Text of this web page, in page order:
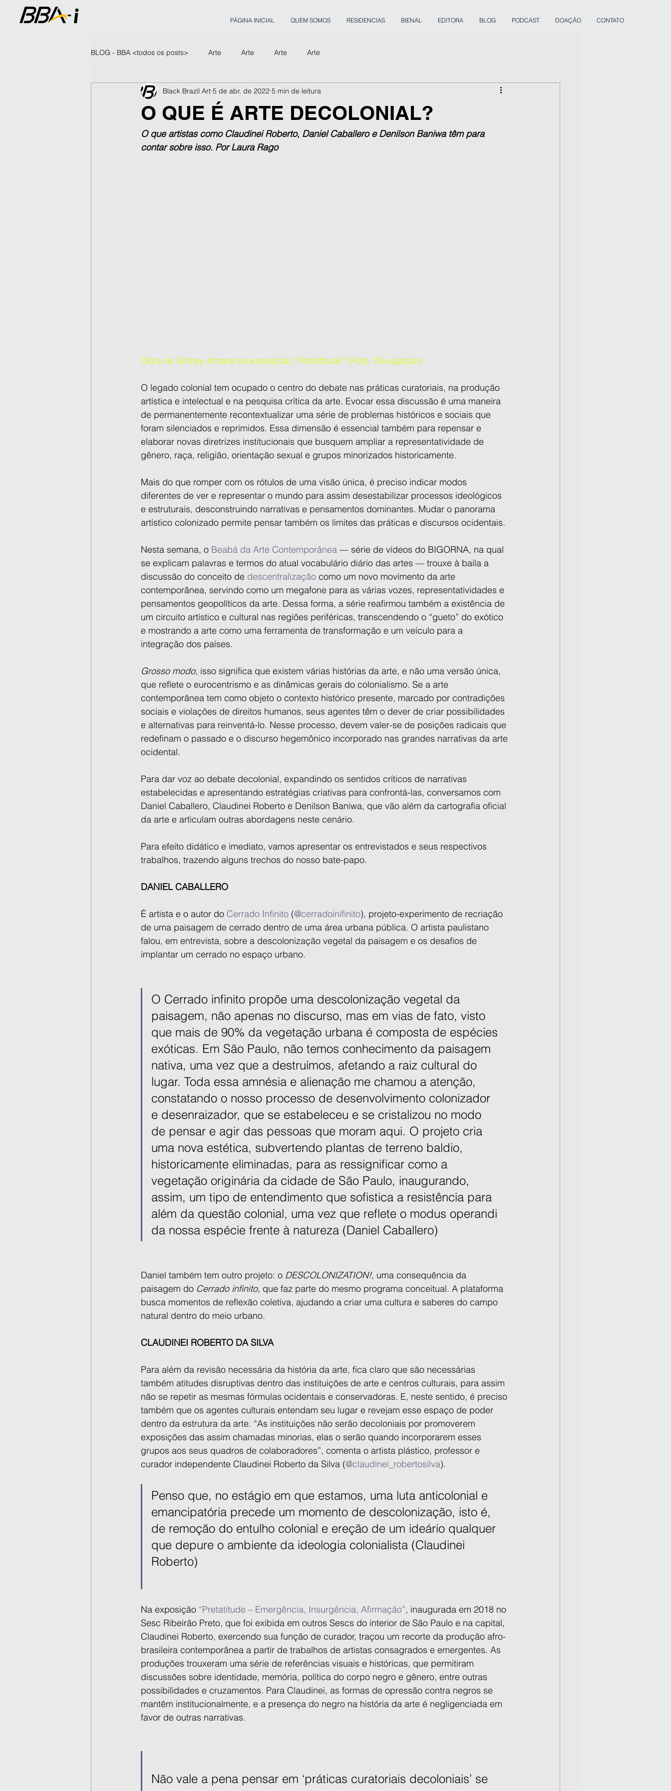
PÁGINA INICIAL QUEM SOMOS RESIDENCIAS BIENAL EDITORA BLOG PODCAST DOAÇÃO CONTATO
BLOG - BBA <todos os posts> Arte Arte Arte Arte
O QUE É ARTE DECOLONIAL?
Black Brazil Art 5 de abr. de 2022 5 min de leitura
O que artistas como Claudinei Roberto, Daniel Caballero e Denilson Baniwa têm para
contar sobre isso. Por Laura Rago
Obra de Sidney Amaral na exposição “PretAtitude” (Foto: Divulgação)
O legado colonial tem ocupado o centro do debate nas práticas curatoriais, na produção
artística e intelectual e na pesquisa crítica da arte. Evocar essa discussão é uma maneira
de permanentemente recontextualizar uma série de problemas históricos e sociais que
foram silenciados e reprimidos. Essa dimensão é essencial também para repensar e
elaborar novas diretrizes institucionais que busquem ampliar a representatividade de
gênero, raça, religião, orientação sexual e grupos minorizados historicamente.
Mais do que romper com os rótulos de uma visão única, é preciso indicar modos
diferentes de ver e representar o mundo para assim desestabilizar processos ideológicos
e estruturais, desconstruindo narrativas e pensamentos dominantes. Mudar o panorama
artístico colonizado permite pensar também os limites das práticas e discursos ocidentais.
Nesta semana, o Beabá da Arte Contemporânea — série de vídeos do BIGORNA, na qual
se explicam palavras e termos do atual vocabulário diário das artes — trouxe à baila a
discussão do conceito de descentralização como um novo movimento da arte
contemporânea, servindo como um megafone para as várias vozes, representatividades e
pensamentos geopolíticos da arte. Dessa forma, a série reafirmou também a existência de
um circuito artístico e cultural nas regiões periféricas, transcendendo o “gueto” do exótico
e mostrando a arte como uma ferramenta de transformação e um veículo para a
integração dos países.
Grosso modo, isso significa que existem várias histórias da arte, e não uma versão única,
que reflete o eurocentrismo e as dinâmicas gerais do colonialismo. Se a arte
contemporânea tem como objeto o contexto histórico presente, marcado por contradições
sociais e violações de direitos humanos, seus agentes têm o dever de criar possibilidades
e alternativas para reinventá-lo. Nesse processo, devem valer-se de posições radicais que
redefinam o passado e o discurso hegemônico incorporado nas grandes narrativas da arte
ocidental.
Para dar voz ao debate decolonial, expandindo os sentidos críticos de narrativas
estabelecidas e apresentando estratégias criativas para confrontá-las, conversamos com
Daniel Caballero, Claudinei Roberto e Denilson Baniwa, que vão além da cartografia oficial
da arte e articulam outras abordagens neste cenário.
Para efeito didático e imediato, vamos apresentar os entrevistados e seus respectivos
trabalhos, trazendo alguns trechos do nosso bate-papo.
DANIEL CABALLERO
É artista e o autor do Cerrado Infinito (@cerradoinifinito), projeto-experimento de recriação
de uma paisagem de cerrado dentro de uma área urbana pública. O artista paulistano
falou, em entrevista, sobre a descolonização vegetal da paisagem e os desafios de
implantar um cerrado no espaço urbano.
O Cerrado infinito propõe uma descolonização vegetal da
paisagem, não apenas no discurso, mas em vias de fato, visto
que mais de 90% da vegetação urbana é composta de espécies
exóticas. Em São Paulo, não temos conhecimento da paisagem
nativa, uma vez que a destruímos, afetando a raiz cultural do
lugar. Toda essa amnésia e alienação me chamou a atenção,
constatando o nosso processo de desenvolvimento colonizador
e desenraizador, que se estabeleceu e se cristalizou no modo
de pensar e agir das pessoas que moram aqui. O projeto cria
uma nova estética, subvertendo plantas de terreno baldio,
historicamente eliminadas, para as ressignificar como a
vegetação originária da cidade de São Paulo, inaugurando,
assim, um tipo de entendimento que sofistica a resistência para
além da questão colonial, uma vez que reflete o modus operandi
da nossa espécie frente à natureza (Daniel Caballero)
Daniel também tem outro projeto: o DESCOLONIZATION!, uma consequência da
paisagem do Cerrado infinito, que faz parte do mesmo programa conceitual. A plataforma
busca momentos de reflexão coletiva, ajudando a criar uma cultura e saberes do campo
natural dentro do meio urbano.
CLAUDINEI ROBERTO DA SILVA
Para além da revisão necessária da história da arte, fica claro que são necessárias
também atitudes disruptivas dentro das instituições de arte e centros culturais, para assim
não se repetir as mesmas fórmulas ocidentais e conservadoras. E, neste sentido, é preciso
também que os agentes culturais entendam seu lugar e revejam esse espaço de poder
dentro da estrutura da arte. “As instituições não serão decoloniais por promoverem
exposições das assim chamadas minorias, elas o serão quando incorporarem esses
grupos aos seus quadros de colaboradores”, comenta o artista plástico, professor e
curador independente Claudinei Roberto da Silva (@claudinei_robertosilva).
Penso que, no estágio em que estamos, uma luta anticolonial e
emancipatória precede um momento de descolonização, isto é,
de remoção do entulho colonial e ereção de um ideário qualquer
que depure o ambiente da ideologia colonialista (Claudinei
Roberto)
Na exposição “Pretatitude – Emergência, Insurgência, Afirmação”, inaugurada em 2018 no
Sesc Ribeirão Preto, que foi exibida em outros Sescs do interior de São Paulo e na capital,
Claudinei Roberto, exercendo sua função de curador, traçou um recorte da produção afro-
brasileira contemporânea a partir de trabalhos de artistas consagrados e emergentes. As
produções trouxeram uma série de referências visuais e históricas, que permitiram
discussões sobre identidade, memória, política do corpo negro e gênero, entre outras
possibilidades e cruzamentos. Para Claudinei, as formas de opressão contra negros se
mantêm institucionalmente, e a presença do negro na história da arte é negligenciada em
favor de outras narrativas.
Não vale a pena pensar em ‘práticas curatoriais decoloniais’ se